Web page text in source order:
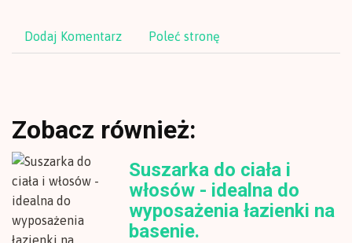
Dodaj Komentarz Poleć stronę
Zobacz również:
Suszarka do ciała i
włosów - idealna do
wyposażenia łazienki na
basenie.